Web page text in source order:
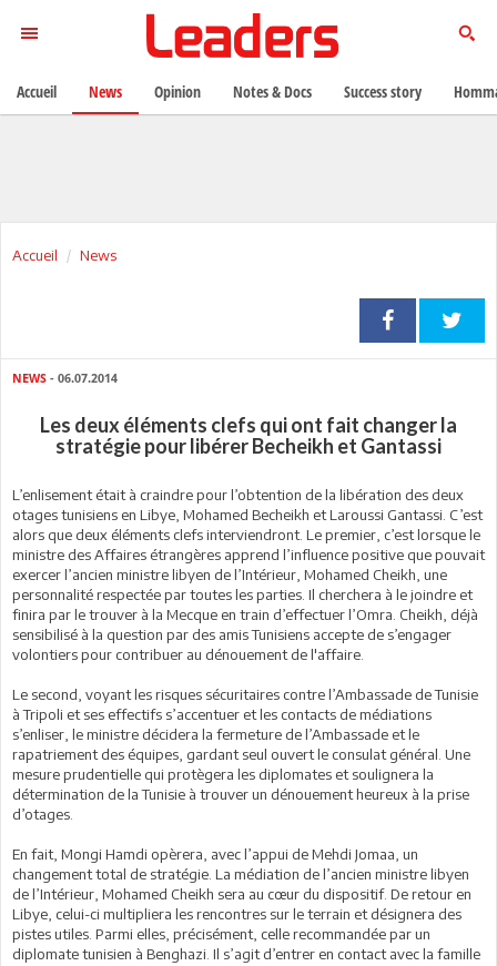
Accueil News
NEWS - 06.07.2014
Les deux éléments clefs qui ont fait changer la
stratégie pour libérer Becheikh et Gantassi
L’enlisement était à craindre pour l’obtention de la libération des deux
otages tunisiens en Libye, Mohamed Becheikh et Laroussi Gantassi. C’est
alors que deux éléments clefs interviendront. Le premier, c’est lorsque le
ministre des Affaires étrangères apprend l’influence positive que pouvait
exercer l’ancien ministre libyen de l’Intérieur, Mohamed Cheikh, une
personnalité respectée par toutes les parties. Il cherchera à le joindre et
finira par le trouver à la Mecque en train d’effectuer l’Omra. Cheikh, déjà
sensibilisé à la question par des amis Tunisiens accepte de s’engager
volontiers pour contribuer au dénouement de l'affaire.
Le second, voyant les risques sécuritaires contre l’Ambassade de Tunisie
à Tripoli et ses effectifs s’accentuer et les contacts de médiations
s’enliser, le ministre décidera la fermeture de l’Ambassade et le
rapatriement des équipes, gardant seul ouvert le consulat général. Une
mesure prudentielle qui protègera les diplomates et soulignera la
détermination de la Tunisie à trouver un dénouement heureux à la prise
d’otages.
En fait, Mongi Hamdi opèrera, avec l’appui de Mehdi Jomaa, un
changement total de stratégie. La médiation de l’ancien ministre libyen
de l’Intérieur, Mohamed Cheikh sera au cœur du dispositif. De retour en
Libye, celui-ci multipliera les rencontres sur le terrain et désignera des
pistes utiles. Parmi elles, précisément, celle recommandée par un
diplomate tunisien à Benghazi. Il s’agit d’entrer en contact avec la famille
Accueil News Opinion Notes & Docs Success story